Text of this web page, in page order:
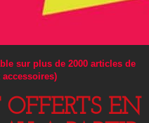
sur plus de 2000 articles de
OFFERTS EN